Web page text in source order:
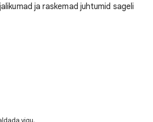
ja raskemad juhtumid sageli
vigu.